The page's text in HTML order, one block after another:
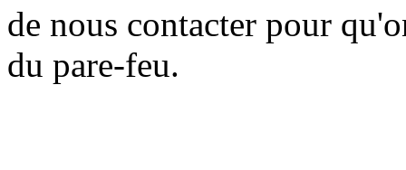
de nous contacter pour
du pare-feu.